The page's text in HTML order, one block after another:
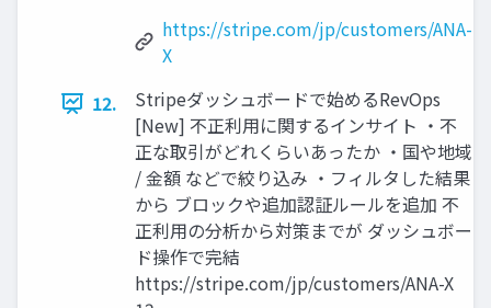
https://stripe.com/jp/customers/ANA-
X
12.
Stripeダッシュボードで始めるRevOps
[New] 不正利用に関するインサイト ・不
正な取引がどれくらいあったか ・国や地域
/ 金額 などで絞り込み ・フィルタした結果
から ブロックや追加認証ルールを追加 不
正利用の分析から対策までが ダッシュボー
ド操作で完結
https://stripe.com/jp/customers/ANA-X